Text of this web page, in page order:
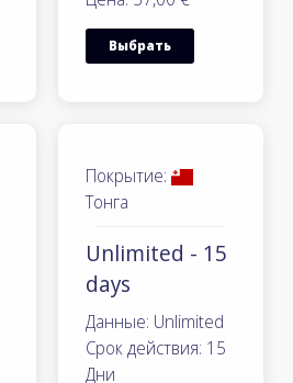
Выбрать
Покрытие:
Тонга
Unlimited - 15
days
Данные: Unlimited
Срок действия: 15
Дни